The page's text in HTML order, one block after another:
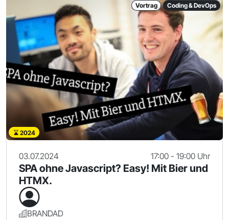
Vortrag Coding & DevOps
2024
03.07.2024 17:00 - 19:00 Uhr
SPA ohne Javascript? Easy! Mit Bier und
HTMX.
BRANDAD